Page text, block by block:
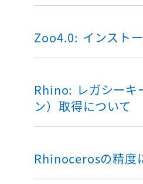
Zoo4.0: インスト
Rhino: レガシーキ
ン）取得について
Rhinocerosの精度